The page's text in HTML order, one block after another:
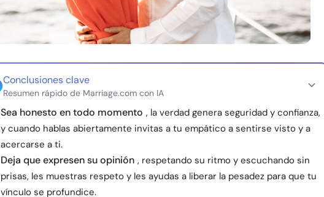
Conclusiones clave
Resumen rápido de Marriage.com con IA
Sea honesto en todo momento , la verdad genera seguridad y confianza,
y cuando hablas abiertamente invitas a tu empático a sentirse visto y a
acercarse a ti.
Deja que expresen su opinión , respetando su ritmo y escuchando sin
prisas, les muestras respeto y les ayudas a liberar la pesadez para que tu
vínculo se profundice.